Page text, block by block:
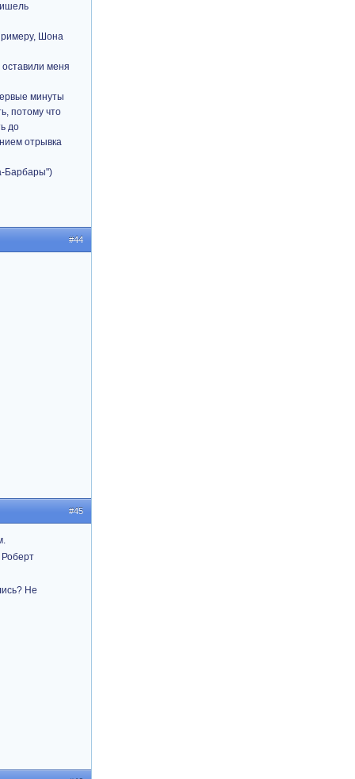
Шона
меня
минуты
потому что
до
отрывка
Барбары")
#44
#45
Не